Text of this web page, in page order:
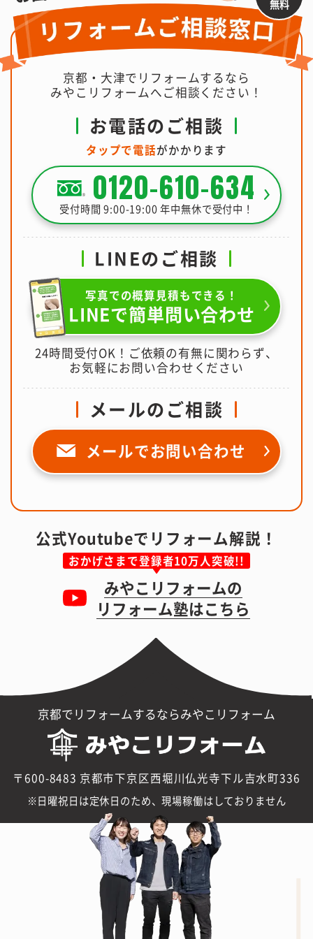
無料
京都・大津でリフォームするなら
みやこリフォームへご相談ください！
お電話のご相談
タップで電話がかかります
0120-610-634
受付時間 9:00-19:00 年中無休で受付中！
LINEのご相談
写真での概算見積もできる！
LINEで簡単問い合わせ
24時間受付OK！ご依頼の有無に関わらず、
お気軽にお問い合わせください
メールのご相談
メールでお問い合わせ
公式Youtubeでリフォーム解説！
おかげさまで登録者10万人突破!!
みやこリフォームの
リフォーム塾はこちら
京都でリフォームするならみやこリフォーム
〒600-8483 京都市下京区西堀川仏光寺下ル吉水町336
日曜祝日は定休日のため、現場稼働はしておりません